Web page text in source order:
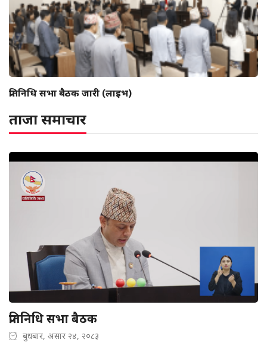
प्रतिनिधि सभा बैठक जारी (लाइभ)
ताजा समाचार
प्रतिनिधि सभा बैठक
बुधबार, असार २४, २०८३